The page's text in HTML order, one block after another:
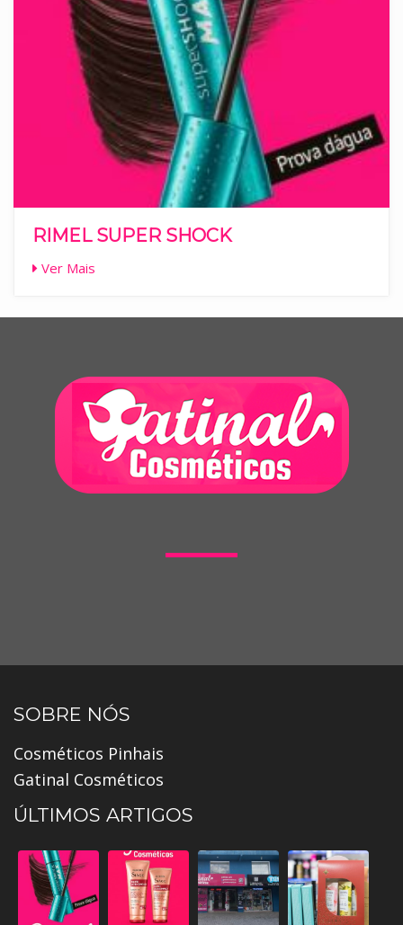
RIMEL SUPER SHOCK
Ver Mais
SOBRE NÓS
Cosméticos Pinhais
Gatinal Cosméticos
ÚLTIMOS ARTIGOS